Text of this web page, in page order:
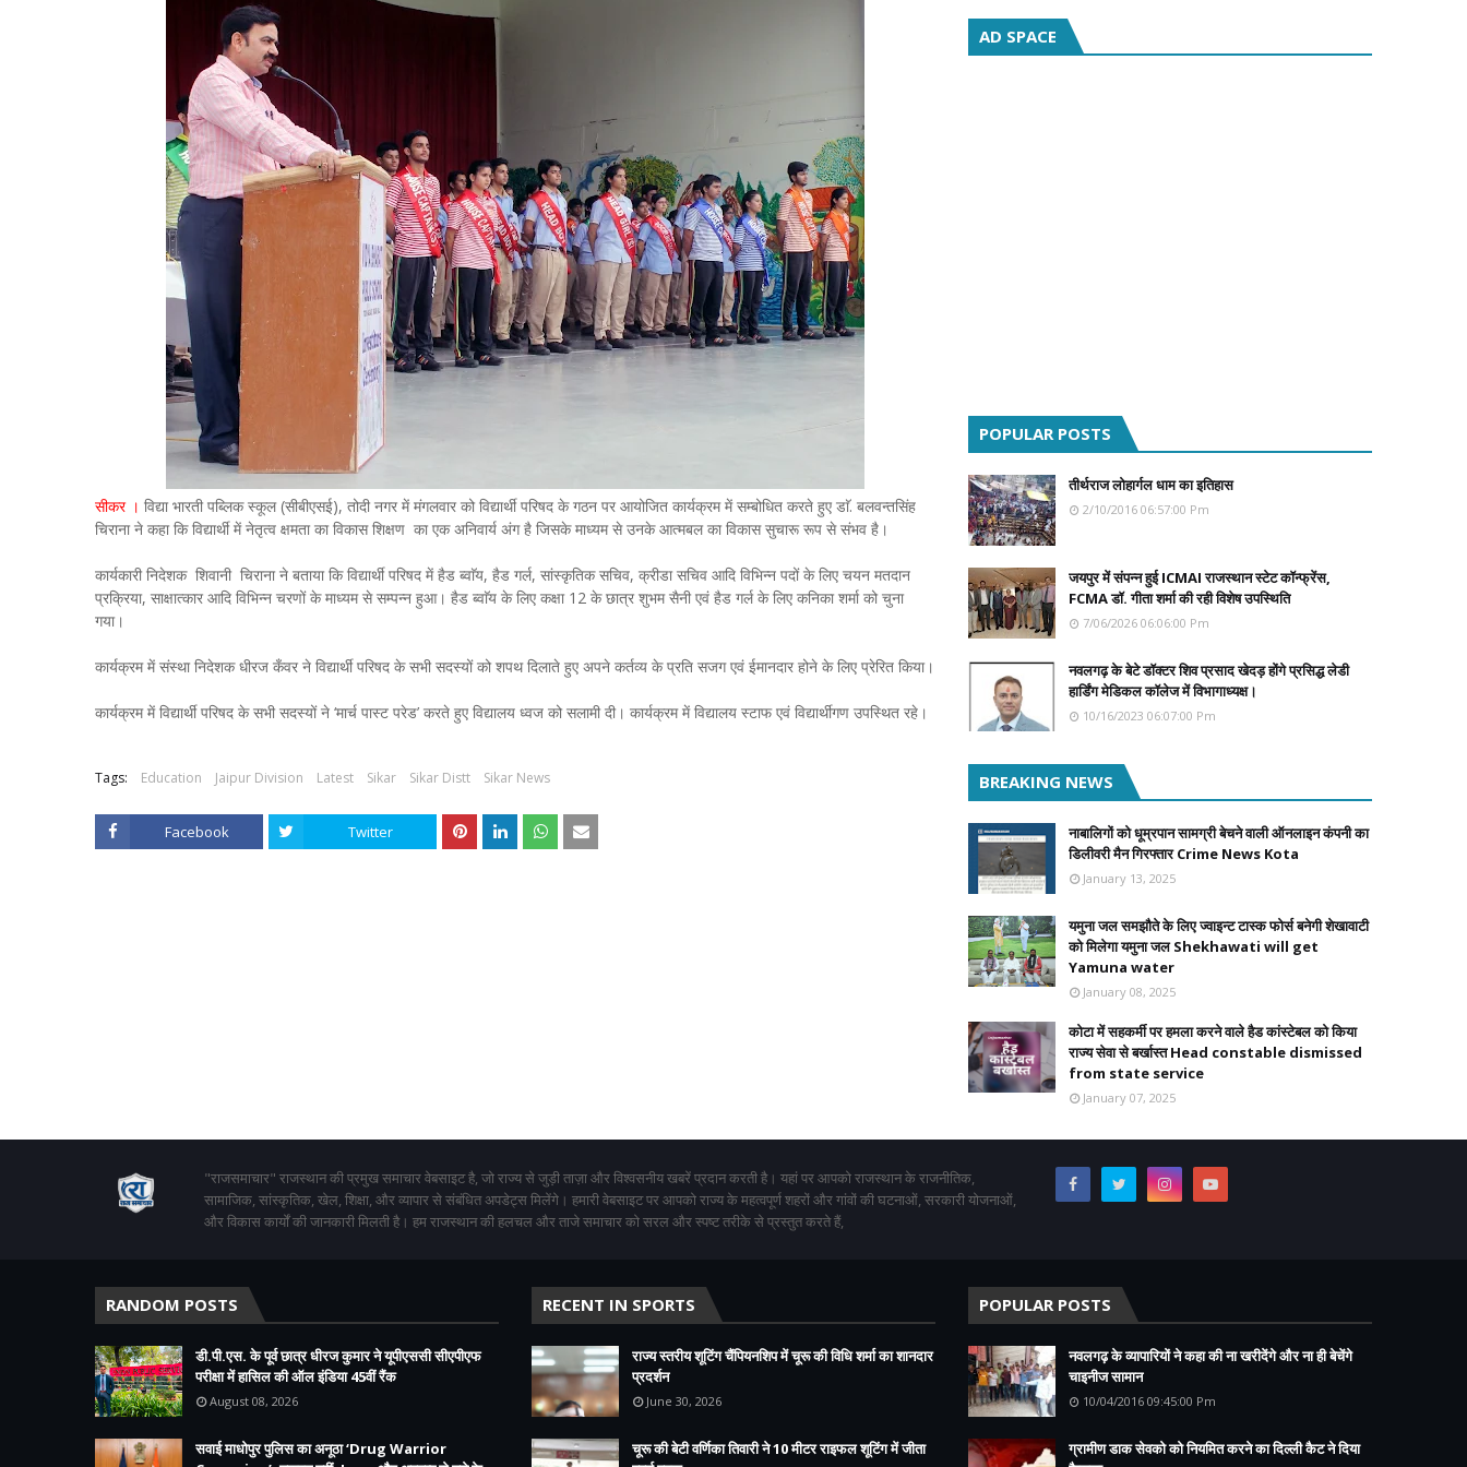
सीकर । विद्या भारती पब्लिक स्कूल (सीबीएसई), तोदी नगर में मंगलवार को विद्यार्थी परिषद के गठन पर आयोजित कार्यक्रम में सम्बोधित करते हुए डाॅ. बलवन्तसिंह
चिराना ने कहा कि विद्यार्थी में नेतृत्व क्षमता का विकास शिक्षण का एक अनिवार्य अंग है जिसके माध्यम से उनके आत्मबल का विकास सुचारू रूप से संभव है।
कार्यकारी निदेशक शिवानी चिराना ने बताया कि विद्यार्थी परिषद में हैड ब्वाॅय, हैड गर्ल, सांस्कृतिक सचिव, क्रीडा सचिव आदि विभिन्न पदों के लिए चयन मतदान
प्रक्रिया, साक्षात्कार आदि विभिन्न चरणों के माध्यम से सम्पन्न हुआ। हैड ब्वाॅय के लिए कक्षा 12 के छात्र शुभम सैनी एवं हैड गर्ल के लिए कनिका शर्मा को चुना
गया।
कार्यक्रम में संस्था निदेशक धीरज कँवर ने विद्यार्थी परिषद के सभी सदस्यों को शपथ दिलाते हुए अपने कर्तव्य के प्रति सजग एवं ईमानदार होने के लिए प्रेरित किया।
कार्यक्रम में विद्यार्थी परिषद के सभी सदस्यों ने ‘मार्च पास्ट परेड’ करते हुए विद्यालय ध्वज को सलामी दी। कार्यक्रम में विद्यालय स्टाफ एवं विद्यार्थीगण उपस्थित रहे।
Tags: Education Jaipur Division Latest Sikar Sikar Distt Sikar News
Facebook Twitter
AD SPACE
POPULAR POSTS
तीर्थराज लोहार्गल धाम का इतिहास
2/10/2016 06:57:00 Pm
जयपुर में संपन्न हुई ICMAI राजस्थान स्टेट कॉन्फ्रेंस,
FCMA डॉ. गीता शर्मा की रही विशेष उपस्थिति
7/06/2026 06:06:00 Pm
नवलगढ़ के बेटे डॉक्टर शिव प्रसाद खेदड़ होंगे प्रसिद्ध लेडी
हार्डिंग मेडिकल कॉलेज में विभागाध्यक्ष।
10/16/2023 06:07:00 Pm
BREAKING NEWS
नाबालिगों को धूम्रपान सामग्री बेचने वाली ऑनलाइन कंपनी का
डिलीवरी मैन गिरफ्तार Crime News Kota
January 13, 2025
यमुना जल समझौते के लिए ज्वाइन्ट टास्क फोर्स बनेगी शेखावाटी
को मिलेगा यमुना जल Shekhawati will get
Yamuna water
January 08, 2025
कोटा में सहकर्मी पर हमला करने वाले हैड कांस्टेबल को किया
राज्य सेवा से बर्खास्त Head constable dismissed
from state service
January 07, 2025
"राजसमाचार" राजस्थान की प्रमुख समाचार वेबसाइट है, जो राज्य से जुड़ी ताज़ा और विश्वसनीय खबरें प्रदान करती है। यहां पर आपको राजस्थान के राजनीतिक,
सामाजिक, सांस्कृतिक, खेल, शिक्षा, और व्यापार से संबंधित अपडेट्स मिलेंगे। हमारी वेबसाइट पर आपको राज्य के महत्वपूर्ण शहरों और गांवों की घटनाओं, सरकारी योजनाओं,
और विकास कार्यों की जानकारी मिलती है। हम राजस्थान की हलचल और ताजे समाचार को सरल और स्पष्ट तरीके से प्रस्तुत करते हैं,
RANDOM POSTS
डी.पी.एस. के पूर्व छात्र धीरज कुमार ने यूपीएससी सीएपीएफ
परीक्षा में हासिल की ऑल इंडिया 45वीं रैंक
August 08, 2026
सवाई माधोपुर पुलिस का अनूठा ‘Drug Warrior
RECENT IN SPORTS
राज्य स्तरीय शूटिंग चैंपियनशिप में चूरू की विधि शर्मा का शानदार
प्रदर्शन
June 30, 2026
चूरू की बेटी वर्णिका तिवारी ने 10 मीटर राइफल शूटिंग में जीता
POPULAR POSTS
नवलगढ़ के व्यापारियों ने कहा की ना खरीदेंगे और ना ही बेचेंगे
चाइनीज सामान
10/04/2016 09:45:00 Pm
ग्रामीण डाक सेवको को नियमित करने का दिल्ली कैट ने दिया